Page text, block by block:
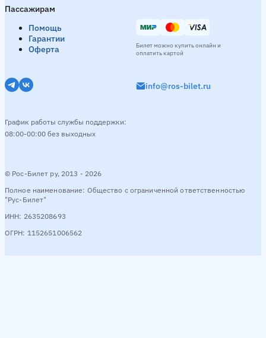
Пассажирам
Помощь
Гарантии
Оферта
© Рос-Билет ру, 2013 - 2026
Полное наименование: Общество с ограниченной ответственностью
"Рус-Билет"
ИНН: 2635208693
ОГРН: 1152651006562
info@ros-bilet.ru
График работы службы поддержки:
08:00-00:00 без выходных
Билет можно купить онлайн и
оплатить картой